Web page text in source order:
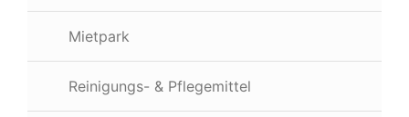
Mietpark
Reinigungs- & Pflegemittel